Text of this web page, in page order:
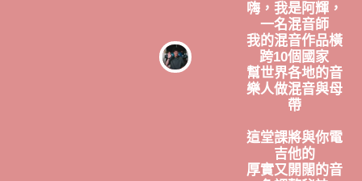
嗨，我是阿輝，
一名混音師
我的混音作品橫
跨10個國家
幫世界各地的音
樂人做混音與母
帶
這堂課將與你電
吉他的
厚實又開闊的音